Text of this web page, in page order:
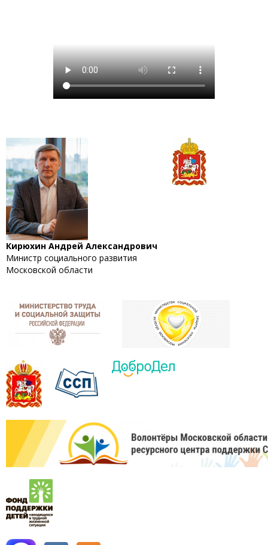
Кирюхин Андрей Александрович
Министр социального развития
Московской области